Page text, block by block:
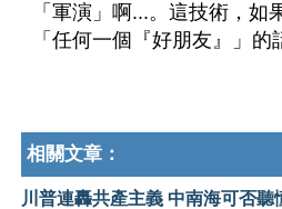
「軍演」啊...。這技術，如
「任何一個『好朋友』」的
相關文章：
川普連轟共產主義 中南海可否聽